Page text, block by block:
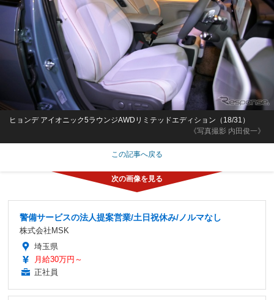
《写真撮影 内田俊一》
ヒョンデ アイオニック5ラウンジAWDリミテッドエディション（18/31）
この記事へ戻る
警備サービスの法人提案営業/土日祝休み/ノルマなし
株式会社MSK
埼玉県
月給30万円～
正社員